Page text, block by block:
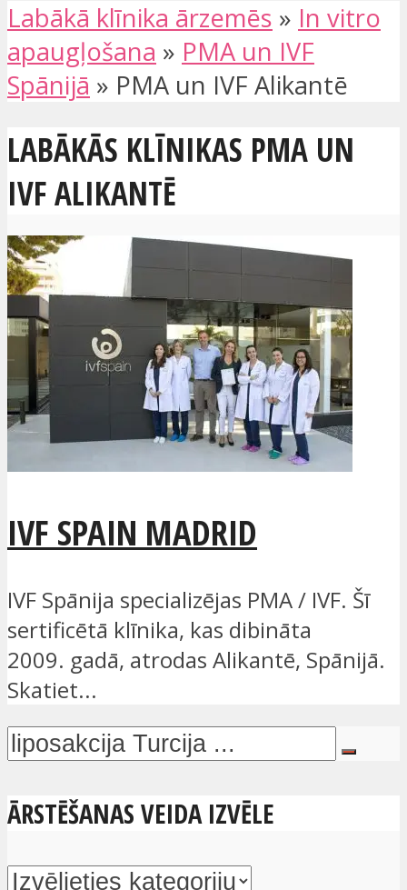
Labākā klīnika ārzemēs » In vitro
apaugļošana » PMA un IVF
Spānijā » PMA un IVF Alikantē
LABĀKĀS KLĪNIKAS PMA UN
IVF ALIKANTĒ
IVF SPAIN MADRID
IVF Spānija specializējas PMA / IVF. Šī
sertificētā klīnika, kas dibināta
2009. gadā, atrodas Alikantē, Spānijā.
Skatiet...
ĀRSTĒŠANAS VEIDA IZVĒLE